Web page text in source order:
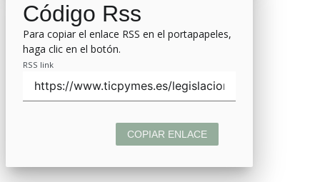
Código Rss
Para copiar el enlace RSS en el portapapeles,
haga clic en el botón.
RSS link
COPIAR ENLACE